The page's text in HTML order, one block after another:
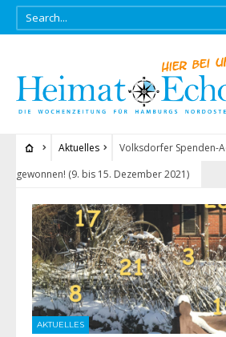
Aktuelles
Volksdorfer Spenden-
gewonnen! (9. bis 15. Dezember 2021)
AKTUELLES